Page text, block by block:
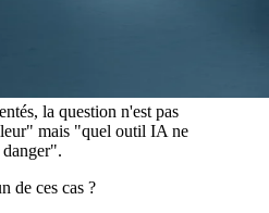
la question n'est pas
mais "quel outil IA ne
danger".
de ces cas ?